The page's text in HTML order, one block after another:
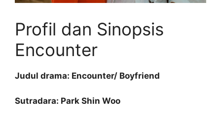
Profil dan Sinopsis
Encounter
Judul drama: Encounter/ Boyfriend
Sutradara: Park Shin Woo